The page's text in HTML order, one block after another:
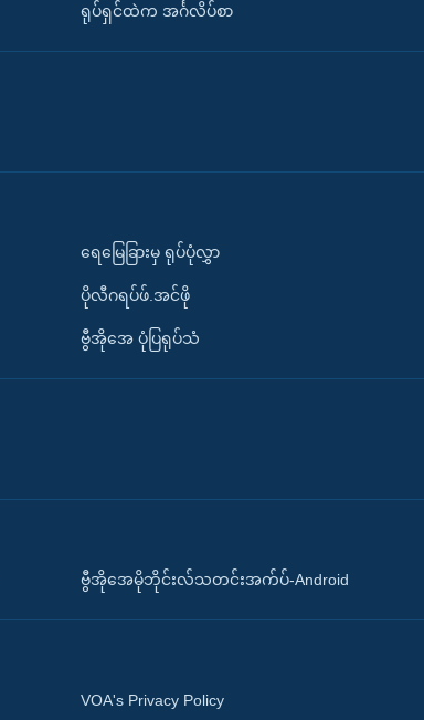
ရုပ်ရှင်ထဲက အင်္ဂလိပ်စာ
ရေမြေခြားမှ ရုပ်ပုံလွှာ
ပိုလီဂရပ်ဖ်.အင်ဖို
ဗွီအိုအေ ပုံပြရုပ်သံ
ဗွီအိုအေမိုဘိုင်းလ်သတင်းအက်ပ်-Android
VOA's Privacy Policy